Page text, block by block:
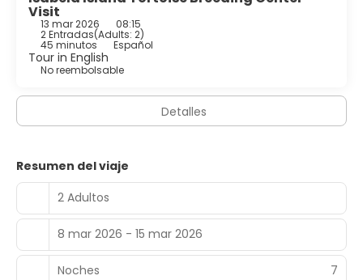
Visit
13 mar 2026 08:15
2 Entradas(Adults: 2)
45 minutos Español
Tour in English
No reembolsable
Detalles
Resumen del viaje
2 Adultos
8 mar 2026 - 15 mar 2026
Noches 7